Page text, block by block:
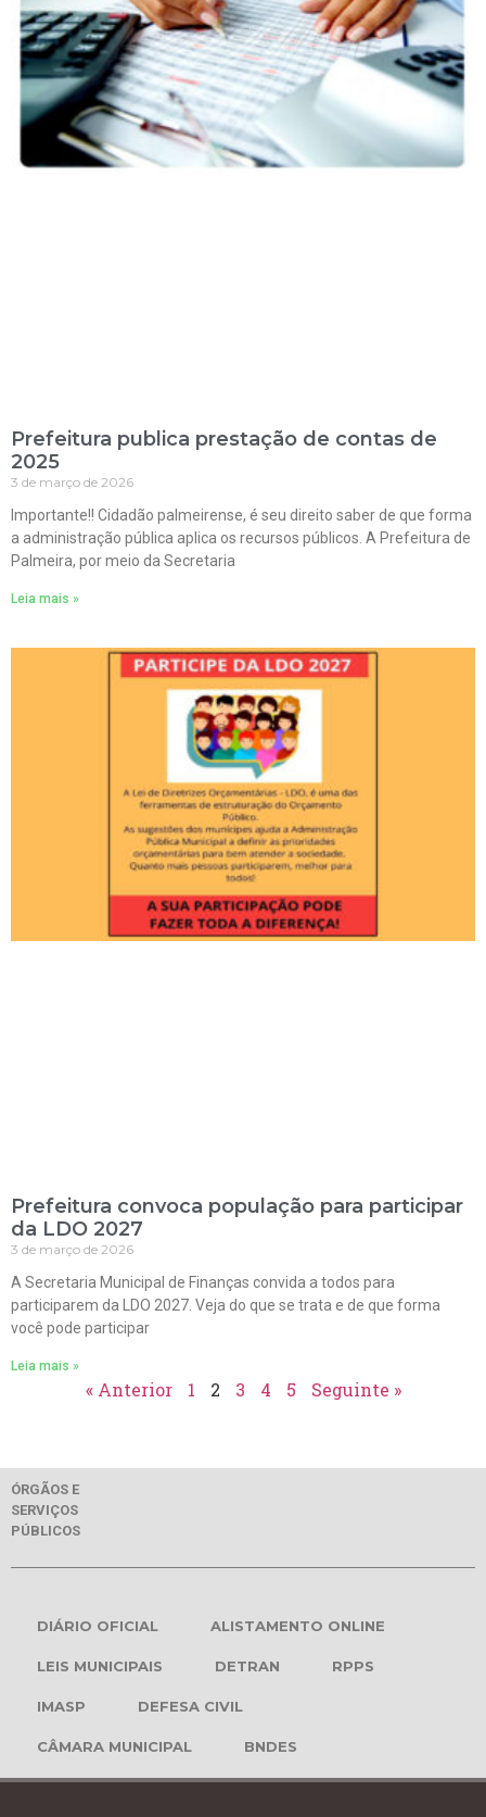
Prefeitura publica prestação de contas de
2025
3 de março de 2026
Importante!! Cidadão palmeirense, é seu direito saber de que forma
a administração pública aplica os recursos públicos. A Prefeitura de
Palmeira, por meio da Secretaria
Leia mais »
Prefeitura convoca população para participar
da LDO 2027
3 de março de 2026
A Secretaria Municipal de Finanças convida a todos para
participarem da LDO 2027. Veja do que se trata e de que forma
você pode participar
Leia mais »
« Anterior 1 2 3 4 5 Seguinte »
ÓRGÃOS E
SERVIÇOS
PÚBLICOS
DIÁRIO OFICIAL ALISTAMENTO ONLINE
LEIS MUNICIPAIS DETRAN RPPS
IMASP DEFESA CIVIL
CÂMARA MUNICIPAL BNDES